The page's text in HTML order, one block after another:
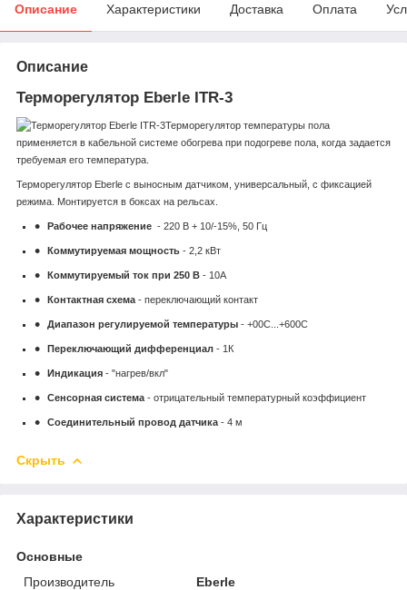
Описание Характеристики Доставка Оплата
Описание
Терморегулятор Eberle ITR-3
Терморегулятор температуры пола
применяется в кабельной системе обогрева при подогреве пола, когда задается
требуемая его температура.
Терморегулятор Eberle с выносным датчиком, универсальный, с фиксацией
режима. Монтируется в боксах на рельсах.
Рабочее напряжение - 220 В + 10/-15%, 50 Гц
Коммутируемая мощность - 2,2 кВт
Коммутируемый ток при 250 В - 10А
Контактная схема - переключающий контакт
Диапазон регулируемой температуры - +00С...+600С
Переключающий дифференциал - 1К
Индикация - "нагрев/вкл"
Сенсорная система - отрицательный температурный коэффициент
Соединительный провод датчика - 4 м
Скрыть
Характеристики
Основные
Производитель
Eberle